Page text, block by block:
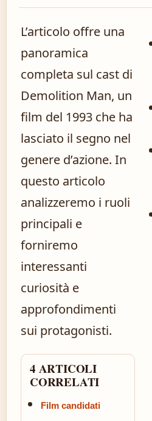
L’articolo offre una
panoramica
completa sul cast di
Demolition Man, un
film del 1993 che ha
lasciato il segno nel
genere d’azione. In
questo articolo
analizzeremo i ruoli
principali e
forniremo
interessanti
curiosità e
approfondimenti
sui protagonisti.
4 ARTICOLI
CORRELATI
Film candidati